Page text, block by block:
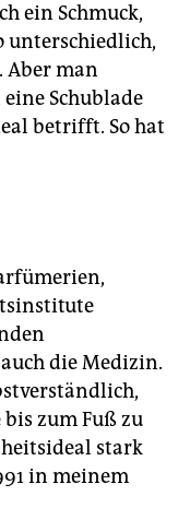
ein Schmuck,
unterschiedlich,
Aber man
Schublade
betrifft. So hat
die Medizin.
zum Fuß zu
stark
in meinem